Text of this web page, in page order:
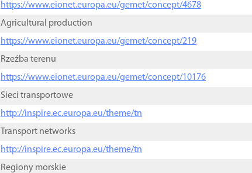
https://www.eionet.europa.eu/gemet/concept/4678
Agricultural production
https://www.eionet.europa.eu/gemet/concept/219
Rzeźba terenu
https://www.eionet.europa.eu/gemet/concept/10176
Sieci transportowe
http://inspire.ec.europa.eu/theme/tn
Transport networks
http://inspire.ec.europa.eu/theme/tn
Regiony morskie